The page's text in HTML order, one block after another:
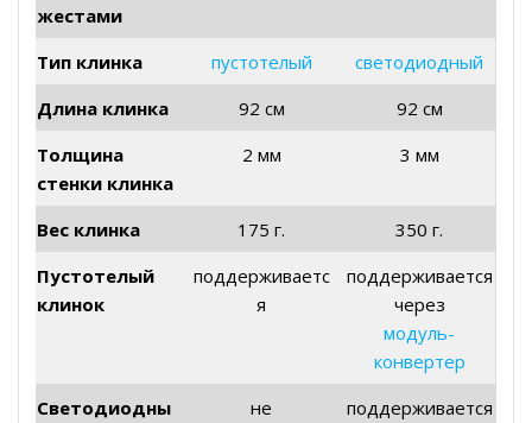
жестами
Тип клинка пустотелый
светодиодный
Длина клинка
92 см
92 см
Толщина
стенки клинка
2 мм 3 мм
Вес клинка 175 г.
350 г.
Пустотелый
клинок
поддерживаетс
я
поддерживается
через
модуль-
конвертер
Светодиодны
не
поддерживается